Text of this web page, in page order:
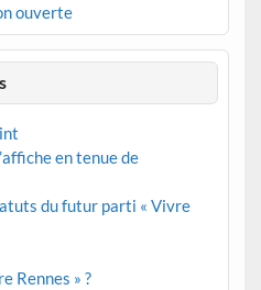
ouverte
en tenue de
du futur parti « Vivre
Rennes » ?